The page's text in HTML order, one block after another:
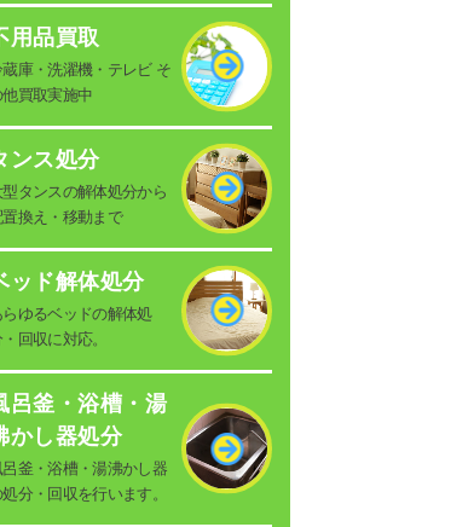
用品買取
庫・洗濯機・テレビ そ
買取実施中
ンス処分
型タンスの解体処分から
置換え・移動まで
ッド解体処分
らゆるベッドの解体処
回収に対応。
呂釜・浴槽・湯
かし器処分
呂釜・浴槽・湯沸かし器
分・回収を行います。